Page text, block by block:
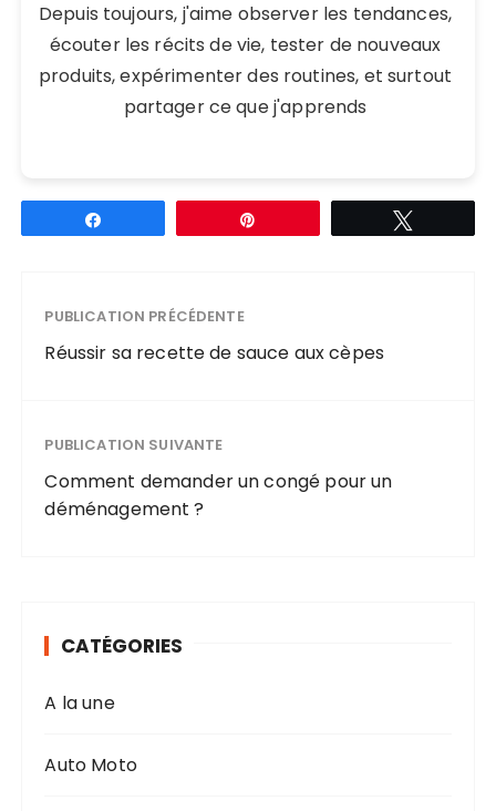
Depuis toujours, j'aime observer les tendances,
écouter les récits de vie, tester de nouveaux
produits, expérimenter des routines, et surtout
partager ce que j'apprends
PUBLICATION PRÉCÉDENTE
Réussir sa recette de sauce aux cèpes
PUBLICATION SUIVANTE
Comment demander un congé pour un
déménagement ?
CATÉGORIES
A la une
Auto Moto